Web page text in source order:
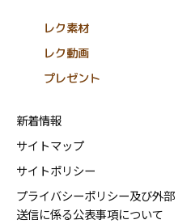
レク素材
レク動画
プレゼント
新着情報
サイトマップ
サイトポリシー
プライバシーポリシー及び外部
送信に係る公表事項について